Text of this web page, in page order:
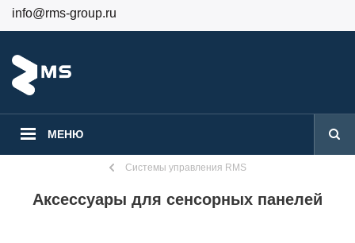
info@rms-group.ru
МЕНЮ
Системы управления RMS
Аксессуары для сенсорных панелей